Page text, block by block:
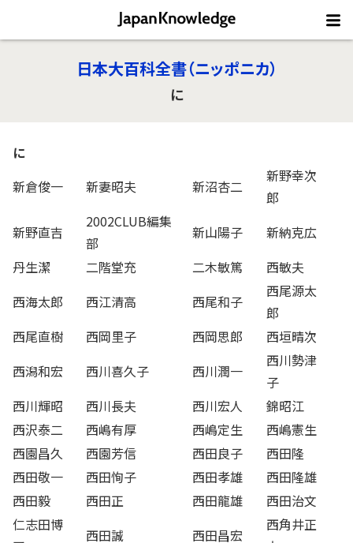
日本大百科全書（ニッポニカ）
に
に
新倉俊一
新妻昭夫 新沼杏二
新野幸次
郎
新野直吉
2002CLUB編集
部
新山陽子
新納克広
丹生潔
二階堂充 二木敏篤
西敏夫
西海太郎
西江清高 西尾和子
西尾源太
郎
西尾直樹
西岡里子 西岡思郎
西垣晴次
西潟和宏
西川喜久子 西川潤一
西川勢津
子
西川輝昭
西川長夫 西川宏人
錦昭江
西沢泰二
西嶋有厚 西嶋定生
西嶋憲生
西園昌久
西園芳信 西田良子
西田隆
西田敬一
西田恂子 西田孝雄
西田隆雄
西田毅
西田正 西田龍雄
西田治文
仁志田博
西田誠 西田昌宏
西角井正